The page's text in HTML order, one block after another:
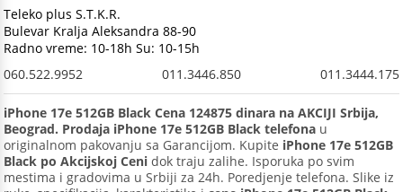
Teleko plus S.T.K.R.
Bulevar Kralja Aleksandra 88-90
Radno vreme: 10-18h Su: 10-15h
060.522.9952
011.3446.850 011.3444.175
iPhone 17e 512GB Black Cena 124875 dinara na AKCIJI Srbija,
Beograd. Prodaja iPhone 17e 512GB Black telefona u
originalnom pakovanju sa Garancijom. Kupite iPhone 17e 512GB
Black po Akcijskoj Ceni dok traju zalihe. Isporuka po svim
mestima i gradovima u Srbiji za 24h. Poredjenje telefona. Slike iz